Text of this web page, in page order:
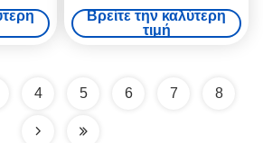
for
θέρμανσης με σύνδεση
φλάντζας και ηλεκτρική
ενέργεια για βαλβίδα
Βρείτε την καλύτερη
τιμή
4 5 6 7 8